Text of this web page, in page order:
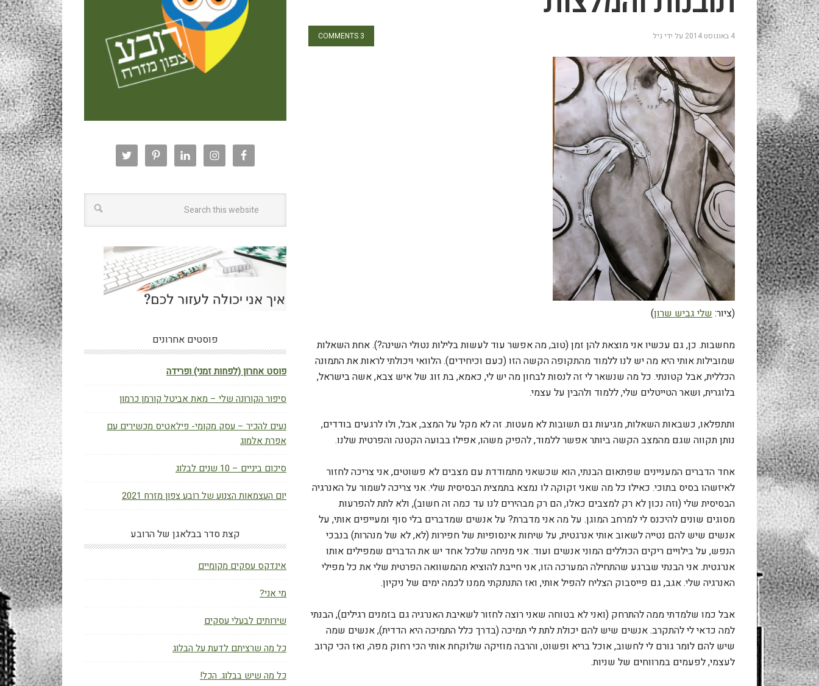
4 באוגוסט 2014 על ידיגיל 3 COMMENTS
(ציור:שלי גביש שרון)
מחשבות. כן, גם עכשיו אני מוצאת להן זמן (טוב, מה אפשר עוד לעשות בלילות נטולי השינה?). אחת השאלות
שמובילות אותי היא מה יש לנו ללמוד מהתקופה הקשה הזו (כעם וכיחידים). הלוואי ויכולתי לראות את התמונה
הכללית, אבל קטונתי. כל מה שנשאר לי זה לנסות לבחון מה יש לי, כאמא, בת זוג של איש צבא, אשה בישראל,
בלוגרית, ושאר הטייטלים שלי, ללמוד ולהבין על עצמי.
ותתפלאו, כשבאות השאלות, מגיעות גם תשובות לא מעטות. זה לא מקל על המצב, אבל, ולו לרגעים בודדים,
נותן תקווה שגם מהמצב הקשה ביותר אפשר ללמוד, להפיק משהו, אפילו בבועה הקטנה והפרטית שלנו.
אחד הדברים המעניינים שפתאום הבנתי, הוא שכשאני מתמודדת עם מצבים לא פשוטים, אני צריכה לחזור
לאיזשהו בסיס בתוכי. כאילו כל מה שאני זקוקה לו נמצא בתמצית הבסיסית שלי. אני צריכה לשמור על האנרגיה
הבסיסית שלי (וזה נכון לא רק למצבים כאלו, הם רק מבהירים לנו עד כמה זה חשוב), ולא לתת להפרעות
מסוגים שונים להיכנס לי למרחב המוגן. על מה אני מדברת? על אנשים שמדברים בלי סוף ומעייפים אותי, על
אנשים שיש להם נטייה לשאוב אותי אנרגטית, על שיחות אינסופיות של חפירות (לא, לא של מנהרות) בנבכי
הנפש, על בילויים ריקים הכוללים המוני אנשים ועוד. אני מניחה שלכל אחד יש את הדברים שמפילים אותו
אנרגטית. אני הבנתי שברגע שהתחילה המערכה הזו, אני חייבת להוציא מהמשוואה הפרטית שלי את כל מפילי
האנרגיה שלי. אגב, גם פייסבוק הצליח להפיל אותי, ואז התנתקתי ממנו לכמה ימים של ניקיון.
אבל כמו שלמדתי ממה להתרחק (ואני לא בטוחה שאני רוצה לחזור לשאיבת האנרגיה גם בזמנים רגילים), הבנתי
למה כדאי לי להתקרב. אנשים שיש להם יכולת לתת לי תמיכה (בדרך כלל התמיכה היא הדדית), אנשים שמה
שיש להם לומר גורם לי לחשוב, אוכל בריא ופשוט, והרבה מוזיקה שלוקחת אותי הכי רחוק מפה, ואז הכי קרוב
לעצמי, לפעמים במרווחים של שניות.
פוסטים אחרונים
פוסט אחרון (לפחות זמני) ופרידה
סיפור הקורונה שלי – מאת אביטל קורמן כרמון
נעים להכיר – עסק מקומי- פילאטיס מכשירים עם
אפרת אלמוג
סיכום ביניים – 10 שנים לבלוג
יום העצמאות הצנוע של רובע צפון מזרח 2021
קצת סדר בבלאגן של הרובע
אינדקס עסקים מקומיים
מי אני?
שירותים לבעלי עסקים
כל מה שרציתם לדעת על הבלוג
כל מה שיש בבלוג. הכל!